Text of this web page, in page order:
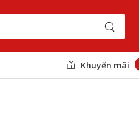
Khuyến mãi